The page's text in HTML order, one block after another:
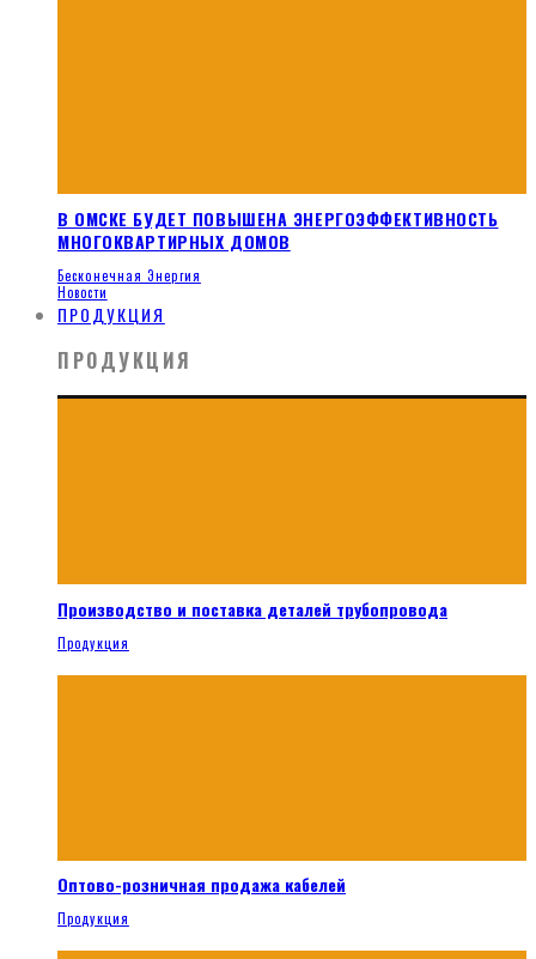
В ОМСКЕ БУДЕТ ПОВЫШЕНА ЭНЕРГОЭФФЕКТИВНОСТЬ
МНОГОКВАРТИРНЫХ ДОМОВ
Бесконечная Энергия
Новости
ПРОДУКЦИЯ
ПРОДУКЦИЯ
Производство и поставка деталей трубопровода
Продукция
Оптово-розничная продажа кабелей
Продукция